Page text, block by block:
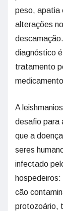
peso, apatia
alterações
diagnóstico
tratamento
A
desafio para
que a
seres
infectado
cão
protozoário,